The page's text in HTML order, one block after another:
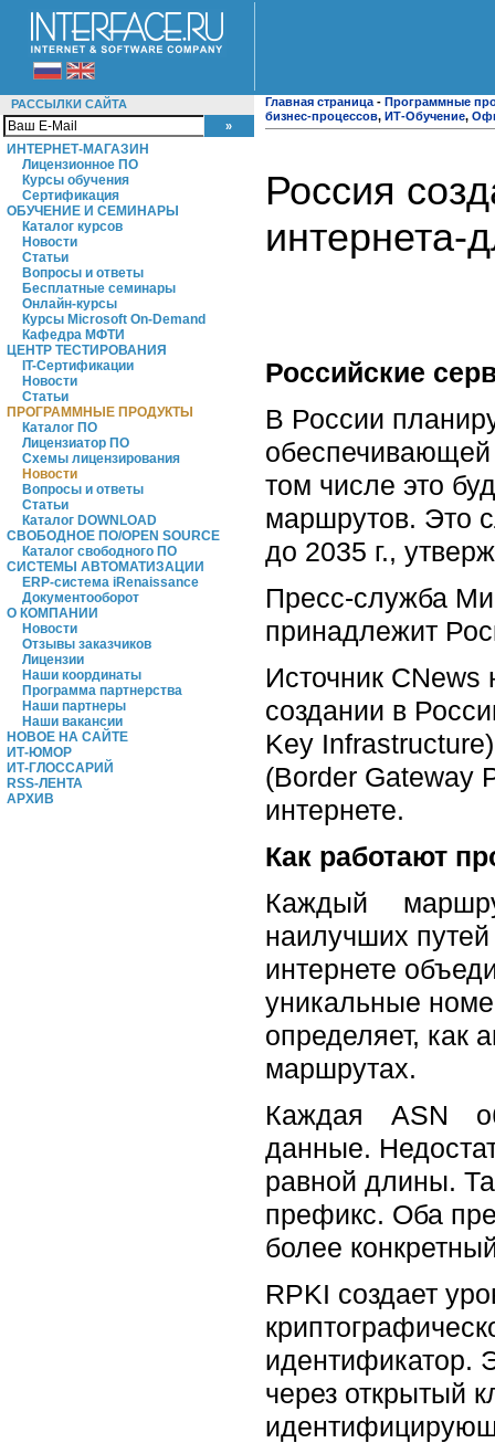
РАССЫЛКИ САЙТА
ИНТЕРНЕТ-МАГАЗИН
Лицензионное ПО
Курсы обучения
Сертификация
ОБУЧЕНИЕ И СЕМИНАРЫ
Каталог курсов
Новости
Статьи
Вопросы и ответы
Бесплатные семинары
Онлайн-курсы
Курсы Microsoft On-Demand
Кафедра МФТИ
ЦЕНТР ТЕСТИРОВАНИЯ
IT-Сертификации
Новости
Статьи
ПРОГРАММНЫЕ ПРОДУКТЫ
Каталог ПО
Лицензиатор ПО
Схемы лицензирования
Новости
Вопросы и ответы
Статьи
Каталог DOWNLOAD
СВОБОДНОЕ ПО/OPEN SOURCE
Каталог свободного ПО
СИСТЕМЫ АВТОМАТИЗАЦИИ
ERP-система iRenaissance
Документооборот
О КОМПАНИИ
Новости
Отзывы заказчиков
Лицензии
Наши координаты
Программа партнерства
Наши партнеры
Наши вакансии
НОВОЕ НА САЙТЕ
ИТ-ЮМОР
ИТ-ГЛОССАРИЙ
RSS-ЛЕНТА
АРХИВ
Главная страница - Программные
бизнес-процессов, ИТ-Обучение,
Россия
интернета-
Российские
В России
том числе это
маршрутов. Это
до 2035 г.,
Пресс-служба
принадлежит
Источник CNews
создании в
Key
(Border
интернете.
Как работают
Каждый
наилучших
интернете
уникальные
определяет, как
маршрутах.
Каждая ASN
данные.
равной длины.
префикс. Оба
более
RPKI создает
идентификатор.
через открытый